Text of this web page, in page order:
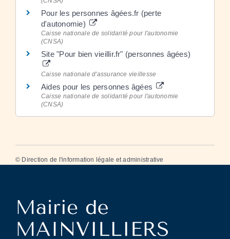
Pour les personnes âgées.fr (perte
d'autonomie)
Caisse nationale de solidarité pour l'autonomie
(CNSA)
Site "Pour bien vieillir.fr" (personnes âgées)
Caisse nationale d'assurance vieillesse
Aides pour les personnes âgées
Caisse nationale de solidarité pour l'autonomie
(CNSA)
© Direction de l'information légale et administrative